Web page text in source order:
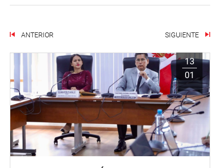
ANTERIOR SIGUIENTE
13
01